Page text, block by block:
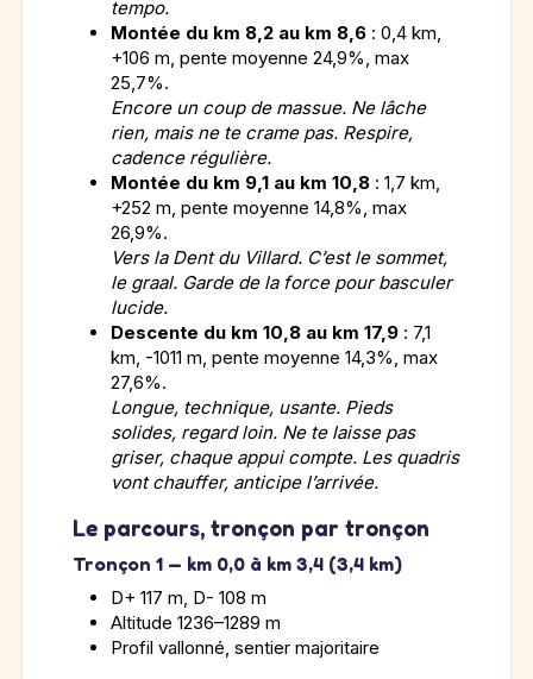
tempo.
Montée du km 8,2 au km 8,6 : 0,4 km,
+106 m, pente moyenne 24,9%, max
25,7%.
Encore un coup de massue. Ne lâche
rien, mais ne te crame pas. Respire,
cadence régulière.
Montée du km 9,1 au km 10,8 : 1,7 km,
+252 m, pente moyenne 14,8%, max
26,9%.
Vers la Dent du Villard. C’est le sommet,
le graal. Garde de la force pour basculer
lucide.
Descente du km 10,8 au km 17,9 : 7,1
km, -1011 m, pente moyenne 14,3%, max
27,6%.
Longue, technique, usante. Pieds
solides, regard loin. Ne te laisse pas
griser, chaque appui compte. Les quadris
vont chauffer, anticipe l’arrivée.
Le parcours, tronçon par tronçon
Tronçon 1 — km 0,0 à km 3,4 (3,4 km)
D+ 117 m, D- 108 m
Altitude 1236–1289 m
Profil vallonné, sentier majoritaire